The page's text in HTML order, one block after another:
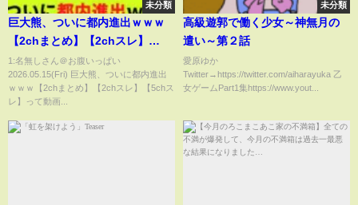
未分類
巨大熊、ついに都内進出ｗｗｗ
【2chまとめ】【2chスレ】
【5chスレ】
1:名無しさん＠お腹いっぱい
2026.05.15(Fri) 巨大熊、ついに都内進出
ｗｗｗ【2chまとめ】【2chスレ】【5chス
レ】って動画...
未分類
高級遊郭で働く少女～神無月の
遣い～第２話
愛原ゆか
Twitter→https://twitter.com/aiharayuka 乙
女ゲームPart1集https://www.yout...